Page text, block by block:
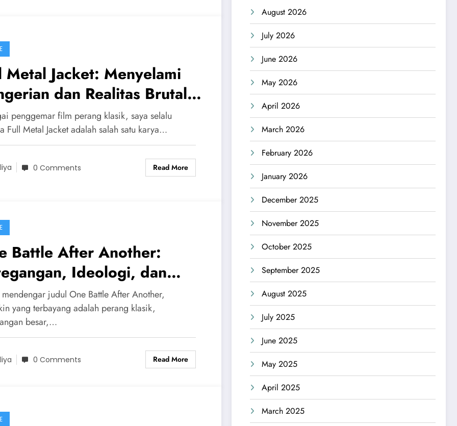
Metal Jacket: Menyelami
dan Realitas Brutal
Vietnam
penggemar film perang klasik, saya selalu
Full Metal Jacket adalah salah satu karya…
0 Comments Read More
Battle After Another:
Ideologi, dan
Ayah-Anak
mendengar judul One Battle After Another,
yang terbayang adalah perang klasik,
besar,…
0 Comments Read More
August 2026
July 2026
June 2026
May 2026
April 2026
March 2026
February 2026
January 2026
December 2025
November 2025
October 2025
September 2025
August 2025
July 2025
June 2025
May 2025
April 2025
March 2025